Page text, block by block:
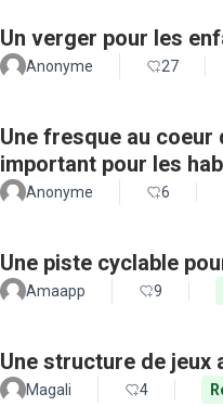
Un verger pour les
Anonyme 27
Une fresque au
important pour les
Anonyme 6
Une piste cyclable
Amaapp 9
Une structure de jeux
Magali 4